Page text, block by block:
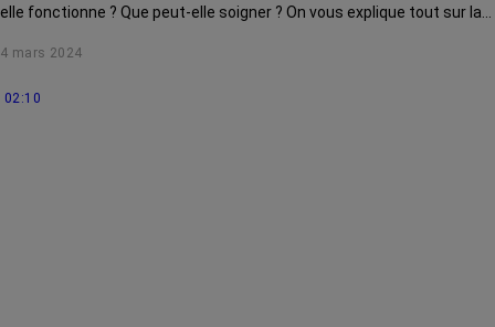
elle fonctionne ? Que peut-elle soigner ? On vous explique tout sur la
4 mars 2024
02:10